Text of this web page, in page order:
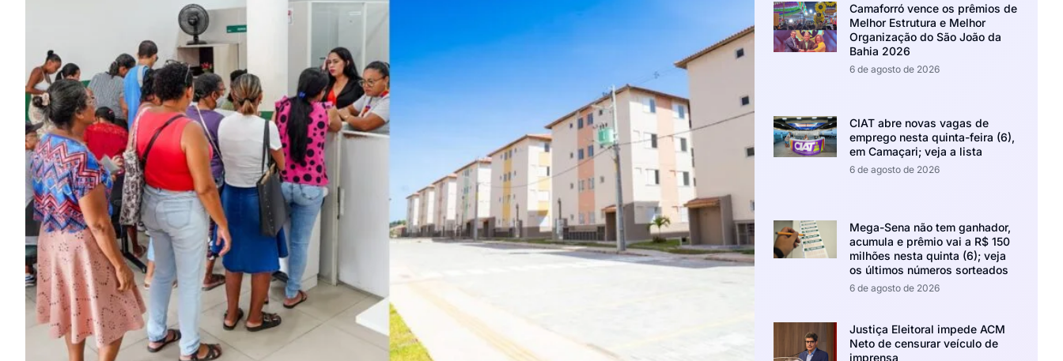
Camaforró vence os prêmios de
Melhor Estrutura e Melhor
Organização do São João da
Bahia 2026
6 de agosto de 2026
CIAT abre novas vagas de
emprego nesta quinta-feira (6),
em Camaçari; veja a lista
6 de agosto de 2026
Mega-Sena não tem ganhador,
acumula e prêmio vai a R$ 150
milhões nesta quinta (6); veja
os últimos números sorteados
6 de agosto de 2026
Justiça Eleitoral impede ACM
Neto de censurar veículo de
imprensa